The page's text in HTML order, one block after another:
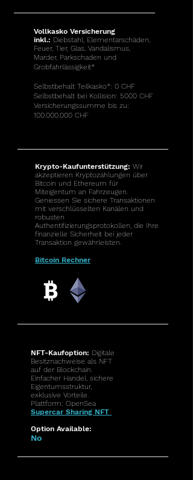
Vollkasko Versicherung
inkl.: Diebstahl, Elementarschäden,
Feuer, Tier, Glas, Vandalismus,
Marder, Parkschaden und
Grobfahrlässigkeit*
Selbstbehalt Teilkasko*: 0 CHF
Selbstbehalt bei Kollision: 5000 CHF
Versicherungssumme bis zu:
100.000.000 CHF
Krypto-Kaufunterstützung: Wir
akzeptieren Kryptozahlungen über
Bitcoin und Ethereum für
Miteigentum an Fahrzeugen.
Geniessen Sie sichere Transaktionen
mit verschlüsselten Kanälen und
robusten
Authentifizierungsprotokollen, die Ihre
finanzielle Sicherheit bei jeder
Transaktion gewährleisten.
Bitcoin Rechner
NFT-Kaufoption: Digitale
Besitznachweise als NFT
auf der Blockchain.
Einfacher Handel, sichere
Eigentumsstruktur,
exklusive Vorteile.
Plattform: OpenSea
Supercar Sharing NFT
Option Available:
No